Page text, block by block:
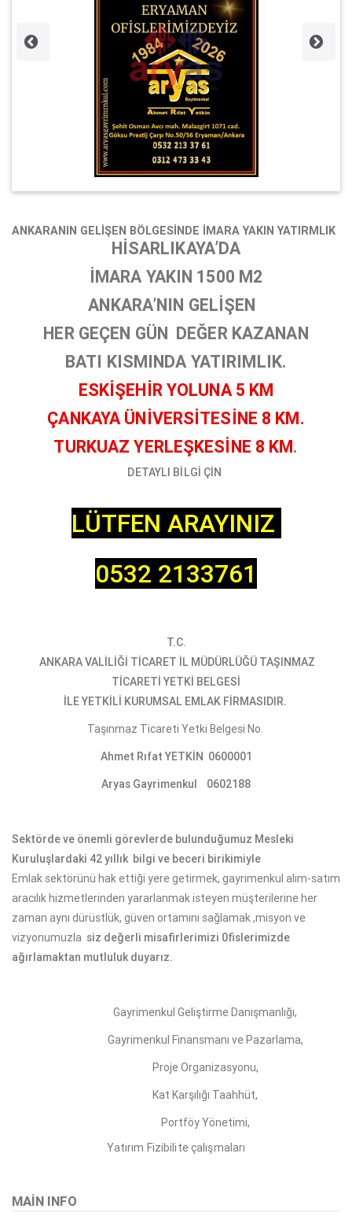
ANKARANIN GELİŞEN BÖLGESİNDE İMARA YAKIN YATIRMLIK
HİSARLIKAYA’DA
İMARA YAKIN 1500 M2
ANKARA’NIN GELİŞEN
HER GEÇEN GÜN DEĞER KAZANAN
BATI KISMINDA YATIRIMLIK.
ESKİŞEHİR YOLUNA 5 KM
ÇANKAYA ÜNİVERSİTESİNE 8 KM.
TURKUAZ YERLEŞKESİNE 8 KM.
DETAYLI BİLGİ ÇİN
LÜTFEN ARAYINIZ
0532 2133761
T.C.
ANKARA VALİLİĞİ TİCARET İL MÜDÜRLÜĞÜ TAŞINMAZ
TİCARETİ YETKİ BELGESİ
İLE YETKİLİ KURUMSAL EMLAK FİRMASIDIR.
Taşınmaz Ticareti Yetki Belgesi No.
Ahmet Rıfat YETKİN 0600001
Aryas Gayrimenkul 0602188
Sektörde ve önemli görevlerde bulunduğumuz Mesleki
Kuruluşlardaki 42 yıllık bilgi ve beceri birikimiyle
Emlak sektörünü hak ettiği yere getirmek, gayrimenkul alım-satım
aracılık hizmetlerinden yararlanmak isteyen müşterilerine her
zaman aynı dürüstlük, güven ortamını sağlamak ,misyon ve
vizyonumuzla siz değerli misafirlerimizi 0fislerimizde
ağırlamaktan mutluluk duyarız.
Gayrimenkul Geliştirme Danışmanlığı,
Gayrimenkul Finansmanı ve Pazarlama,
Proje Organizasyonu,
Kat Karşılığı Taahhüt,
Portföy Yönetimi,
Yatırım Fizibilite çalışmaları
MAIN INFO